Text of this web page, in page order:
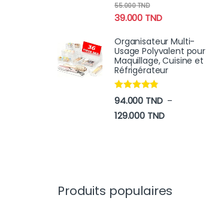
39.000 TND
55.000TND
Organisateur Multi-
Usage Polyvalent pour
Maquillage, Cuisine et
Réfrigérateur
Note4.70
sur 5
94.000 TND –
129.000 TNDPlage de
Produits populaires